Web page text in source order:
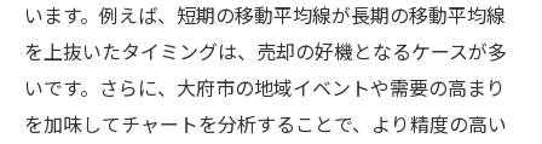
います。例えば、短期の移動平均線が長期の移動平均線
を上抜いたタイミングは、売却の好機となるケースが多
いです。さらに、大府市の地域イベントや需要の高まり
を加味してチャートを分析することで、より精度の高い